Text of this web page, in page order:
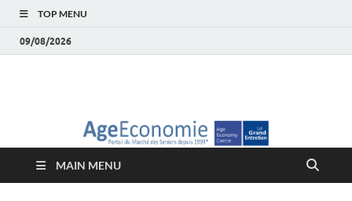
TOP MENU
09/08/2026
économie – Marché
des Seniors
MAIN MENU